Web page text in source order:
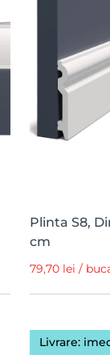
Plinta S8,
cm
79,70 lei /
Livrare: